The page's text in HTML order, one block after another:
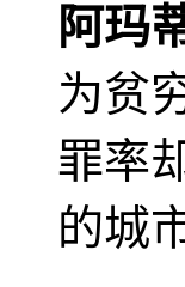
阿玛
为贫
罪率
的城